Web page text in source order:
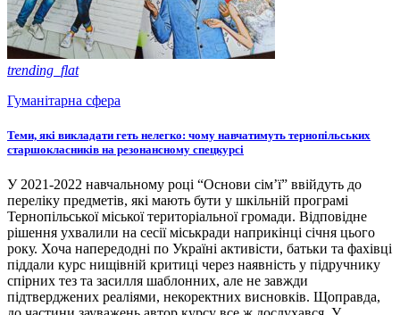
trending_flat
Гуманітарна сфера
Теми, які викладати геть нелегко: чому навчатимуть тернопільських
старшокласників на резонансному спецкурсі
У 2021-2022 навчальному році “Основи сім’ї” ввійдуть до
переліку предметів, які мають бути у шкільній програмі
Тернопільської міської територіальної громади. Відповідне
рішення ухвалили на сесії міськради наприкінці січня цього
року. Хоча напередодні по Україні активісти, батьки та фахівці
піддали курс нищівній критиці через наявність у підручнику
спірних тез та засилля шаблонних, але не завжди
підтверджених реаліями, некоректних висновків. Щоправда,